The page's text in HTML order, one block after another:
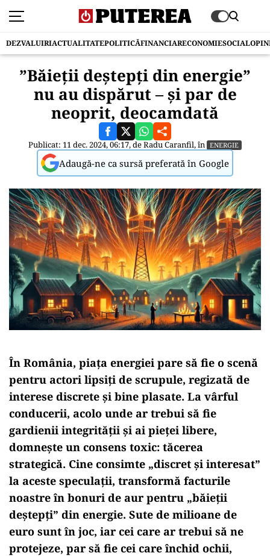
DEZVALUIRIACTUALITATEPOLITICĂFINANCIARECONOMIESOCIAL
”Băieții deștepți din energie”
nu au dispărut – și par de
neoprit, deocamdată
Publicat: 11 dec. 2024, 06:17, deRadu Caranfil, în ENERGIE
Adaugă-ne ca sursă preferată în Google
În România, piața energiei pare să fie o scenă
pentru actori lipsiți de scrupule, regizată de
interese discrete și bine plasate. La vârful
conducerii, acolo unde ar trebui să fie
gardienii integrității și ai pieței libere,
domnește un consens toxic: tăcerea
strategică. Cine consimte „discret și interesat”
la aceste speculații, transformă facturile
noastre în bonuri de aur pentru „băieții
deștepți” din energie. Sute de milioane de
euro sunt în joc, iar cei care ar trebui să ne
protejeze, par să fie cei care închid ochii,